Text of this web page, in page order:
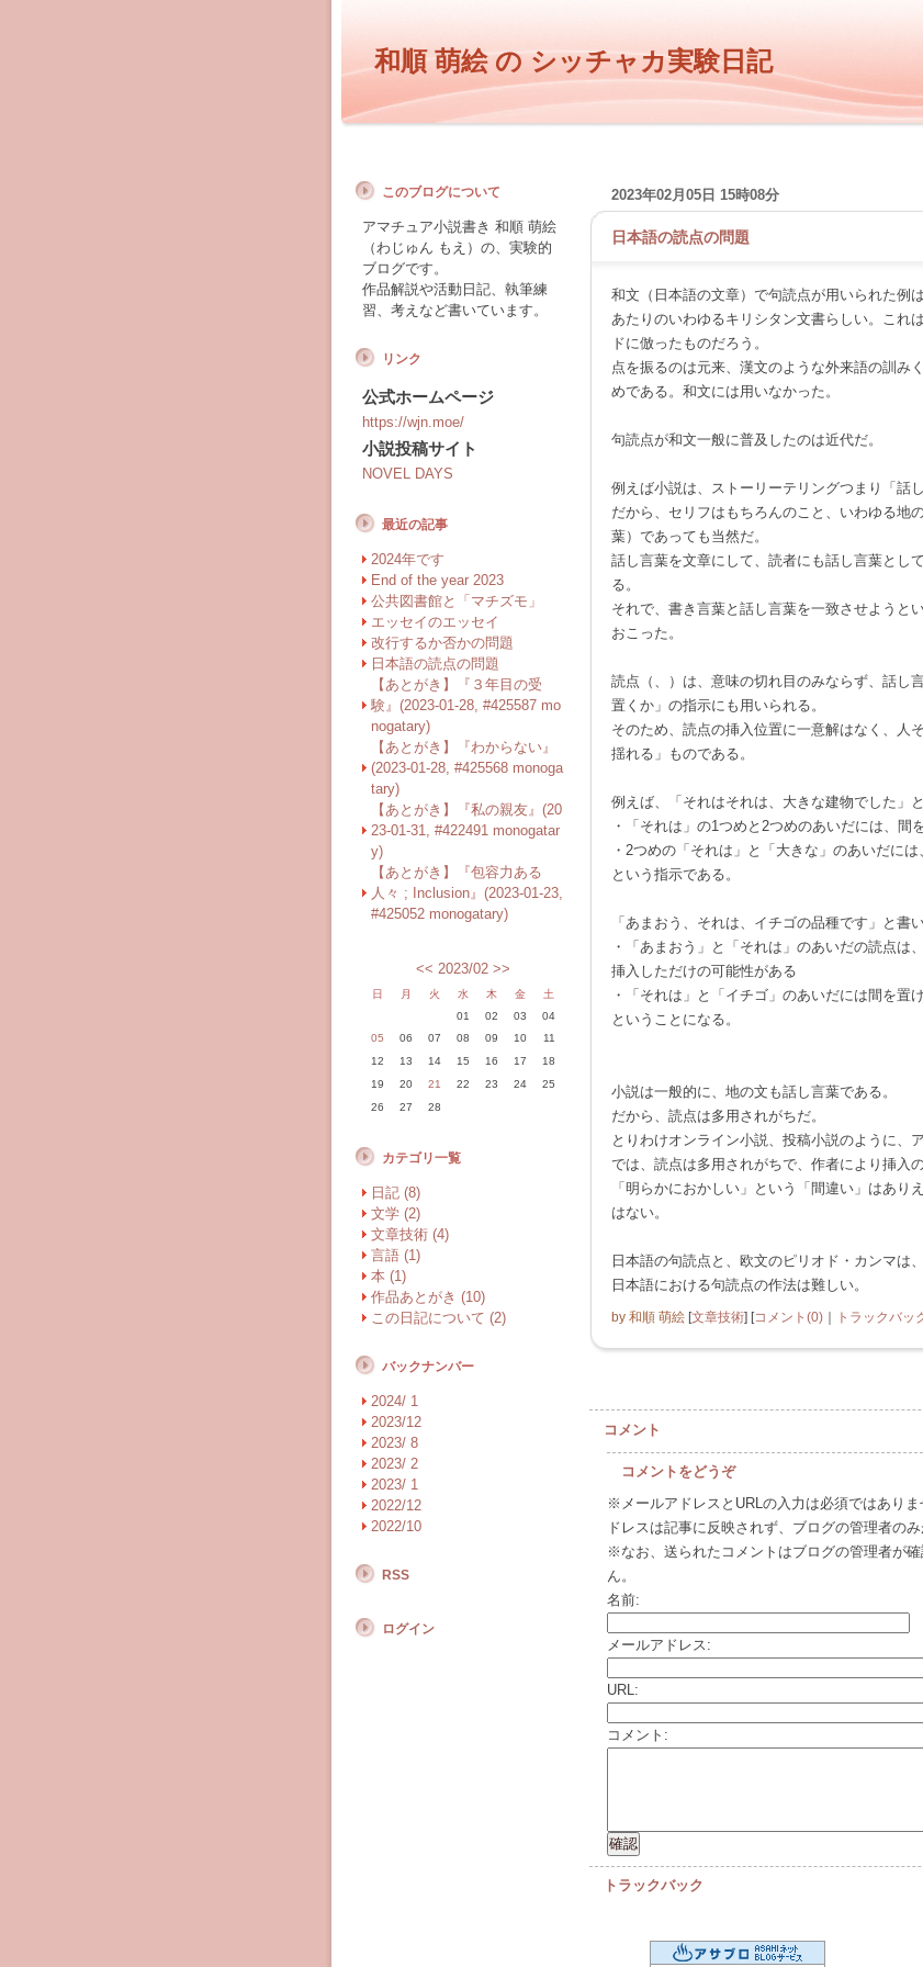
和順 萌絵 の シッチャカ実験日記
このブログについて
アマチュア小説書き 和順 萌絵
（わじゅん もえ）の、実験的
ブログです。
作品解説や活動日記、執筆練
習、考えなど書いています。
リンク
公式ホームページ
https://wjn.moe/
小説投稿サイト
NOVEL DAYS
最近の記事
2024年です
End of the year 2023
公共図書館と「マチズモ」
エッセイのエッセイ
改行するか否かの問題
日本語の読点の問題
【あとがき】『３年目の受
験』(2023-01-28, #425587 mo
nogatary)
【あとがき】『わからない』
(2023-01-28, #425568 monoga
tary)
【あとがき】『私の親友』(20
23-01-31, #422491 monogatar
y)
【あとがき】『包容力ある
人々 ; Inclusion』(2023-01-23,
#425052 monogatary)
<< 2023/02 >>
日 月 火 水 木 金
土
01
02 03
04
05
06 07 08 09 10
11
12
13 14 15 16 17
18
19
20 21 22 23 24
25
26
27 28
カテゴリ一覧
日記 (8)
文学 (2)
文章技術 (4)
言語 (1)
本 (1)
作品あとがき (10)
この日記について (2)
バックナンバー
2024/ 1
2023/12
2023/ 8
2023/ 2
2023/ 1
2022/12
2022/10
RSS
ログイン
日本語の読点の問題
2023年02月05日 15時08分
和文（日本語の文章）で句読点が用いられた例
あたりのいわゆるキリシタン文書らしい。これ
ドに倣ったものだろう。
点を振るのは元来、漢文のような外来語の訓み
めである。和文には用いなかった。
句読点が和文一般に普及したのは近代だ。
例えば小説は、ストーリーテリングつまり「話
だから、セリフはもちろんのこと、いわゆる地
葉）であっても当然だ。
話し言葉を文章にして、読者にも話し言葉とし
る。
それで、書き言葉と話し言葉を一致させようと
おこった。
読点（、）は、意味の切れ目のみならず、話し
置くか」の指示にも用いられる。
そのため、読点の挿入位置に一意解はなく、人
揺れる」ものである。
例えば、「それはそれは、大きな建物でした」
・「それは」の1つめと2つめのあいだには、間
・2つめの「それは」と「大きな」のあいだには
という指示である。
「あまおう、それは、イチゴの品種です」と書
・「あまおう」と「それは」のあいだの読点は
挿入しただけの可能性がある
・「それは」と「イチゴ」のあいだには間を置け
ということになる。
小説は一般的に、地の文も話し言葉である。
だから、読点は多用されがちだ。
とりわけオンライン小説、投稿小説のように、
では、読点は多用されがちで、作者により挿入
「明らかにおかしい」という「間違い」はあり
はない。
日本語の句読点と、欧文のピリオド・カンマは
日本語における句読点の作法は難しい。
by 和順 萌絵 [文章技術] [コメント(0) ｜ トラックバッ
コメント
コメントをどうぞ
※メールアドレスとURLの入力は必須ではあり
ドレスは記事に反映されず、ブログの管理者のみ
※なお、送られたコメントはブログの管理者が
ん。
名前:
メールアドレス:
URL:
コメント:
トラックバック